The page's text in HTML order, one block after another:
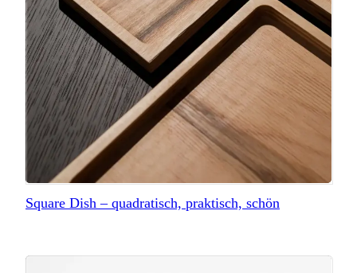
Square Dish – quadratisch, praktisch, schön